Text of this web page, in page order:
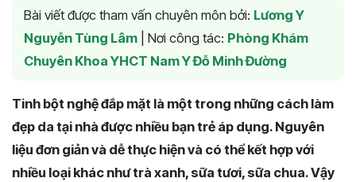
Bài viết được tham vấn chuyên môn bởi: Lương Y
Nguyễn Tùng Lâm
Nơi công tác: Phòng Khám
Chuyên Khoa YHCT Nam Y Đỗ Minh Đường
Tinh bột nghệ đắp mặt là một trong những cách làm
đẹp da tại nhà được nhiều bạn trẻ áp dụng. Nguyên
liệu đơn giản và dễ thực hiện và có thể kết hợp với
nhiều loại khác như trà xanh, sữa tươi, sữa chua. Vậy